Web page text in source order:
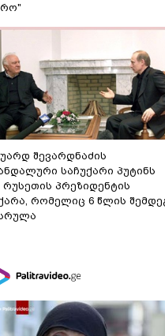
შევარდნაძის
საჩუქარი პუტინს
რუსეთის პრეზიდენტის
რომელიც 6 წლის